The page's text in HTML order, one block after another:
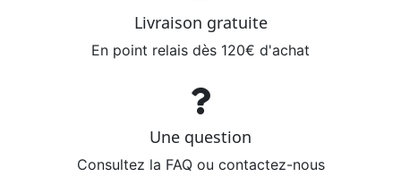
Livraison gratuite
En point relais dès 120€ d'achat
Une question
Consultez la FAQ ou contactez-nous